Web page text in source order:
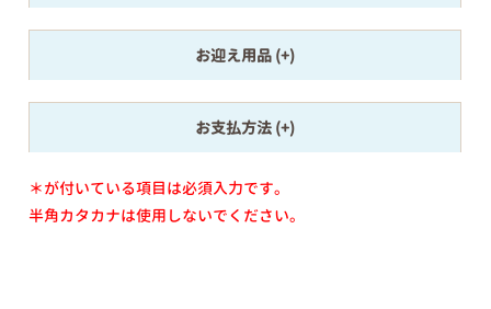
お迎え用品
お支払方法
＊が付いている項目は必須入力です。
半角カタカナは使用しないでください。